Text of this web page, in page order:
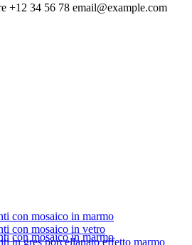
+12 34 56 78 email@example.com
con mosaico in marmo
con mosaico in marmo
con mosaico in vetro
in gres porcellanato effetto marmo